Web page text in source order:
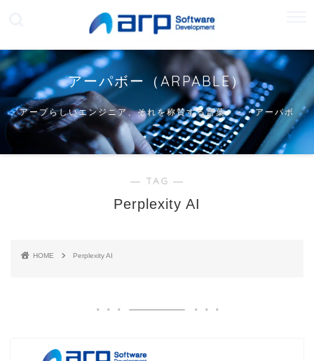
アーパボー（ARPABLE）
アープらしいエンジニア、それを称賛する言葉・・・アーパボ
ー
― TAG ―
Perplexity AI
HOME Perplexity AI